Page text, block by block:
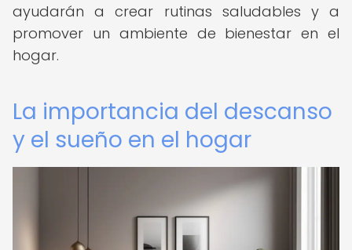
ayudarán a crear rutinas saludables y a
promover un ambiente de bienestar en el
hogar.
La importancia del descanso
y el sueño en el hogar